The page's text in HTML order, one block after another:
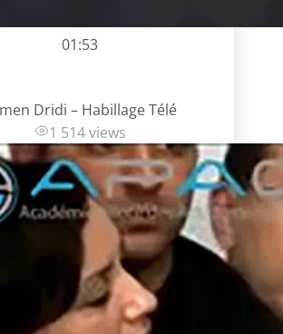
01:53
Dridi – Habillage Télé
1 514 views